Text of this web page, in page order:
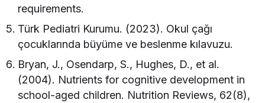
requirements.
Türk Pediatri Kurumu. (2023). Okul çağı
çocuklarında büyüme ve beslenme kılavuzu.
Bryan, J., Osendarp, S., Hughes, D., et al.
(2004). Nutrients for cognitive development in
school-aged children. Nutrition Reviews, 62(8),